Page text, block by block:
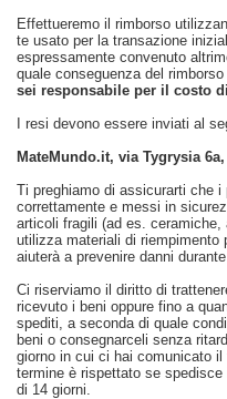
Effettueremo il rimborso
te usato per la transazione
espressamente convenuto
quale conseguenza del
sei responsabile per il costo
I resi devono essere inviati al
MateMundo.it, via Tygrysia
Ti preghiamo di assicurarti che
correttamente e messi in
articoli fragili (ad es.
utilizza materiali di riempimento
aiuterà a prevenire danni
Ci riserviamo il diritto di
ricevuto i beni oppure fino a
spediti, a seconda di quale
beni o consegnarceli senza
giorno in cui ci hai comunicato il
termine è rispettato se
di 14 giorni.